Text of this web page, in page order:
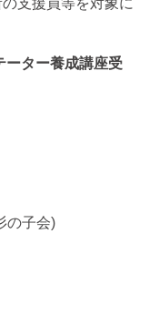
支援員等を対象に
ーター養成講座受
の子会)